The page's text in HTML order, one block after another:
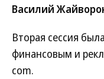
Василий
Вторая сессия
финансовым и
com.